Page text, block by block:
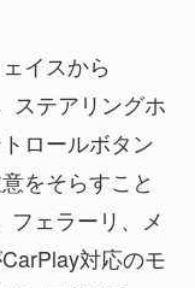
イスから
ステアリングホ
ロールボタン
をそらすこと
フェラーリ、メ
対応のモ